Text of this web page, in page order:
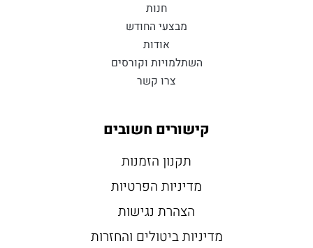
חנות
מבצעי החודש
אודות
השתלמויות וקורסים
צרו קשר
קישורים חשובים
תקנון הזמנות
מדיניות הפרטיות
הצהרת נגישות
מדיניות ביטולים והחזרות